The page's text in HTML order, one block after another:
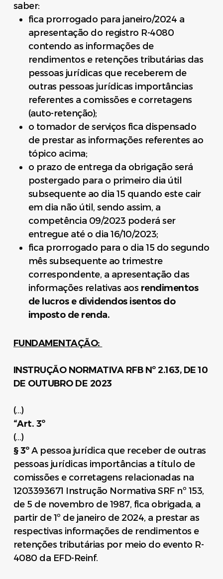
saber:
fica prorrogado para janeiro/2024 a
apresentação do registro R-4080
contendo as informações de
rendimentos e retenções tributárias das
pessoas jurídicas que receberem de
outras pessoas jurídicas importâncias
referentes a comissões e corretagens
(auto-retenção);
o tomador de serviços fica dispensado
de prestar as informações referentes ao
tópico acima;
o prazo de entrega da obrigação será
postergado para o primeiro dia útil
subsequente ao dia 15 quando este cair
em dia não útil, sendo assim, a
competência 09/2023 poderá ser
entregue até o dia 16/10/2023;
fica prorrogado para o dia 15 do segundo
mês subsequente ao trimestre
correspondente, a apresentação das
informações relativas aos rendimentos
de lucros e dividendos isentos do
imposto de renda.
FUNDAMENTAÇÃO:
INSTRUÇÃO NORMATIVA RFB Nº 2.163, DE 10
DE OUTUBRO DE 2023
(…)
“Art. 3º
(…)
§ 3ºA pessoa jurídica que receber de outras
pessoas jurídicas importâncias a título de
comissões e corretagens relacionadas na
1203393671 Instrução Normativa SRF nº 153,
de 5 de novembro de 1987, fica obrigada, a
partir de 1º de janeiro de 2024, a prestar as
respectivas informações de rendimentos e
retenções tributárias por meio do evento R-
4080 da EFD-Reinf.